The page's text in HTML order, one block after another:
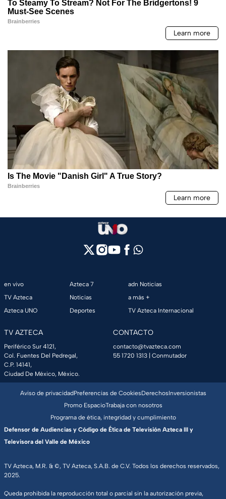
en vivo
TV Azteca
Azteca UNO
Azteca 7
Noticias
Deportes
adn Noticias
a más +
TV Azteca Internacional
TV AZTECA
Periférico Sur 4121,
Col. Fuentes Del Pedregal,
C.P. 14141,
Ciudad De México, México.
CONTACTO
contacto@tvazteca.com
55 1720 1313 | Conmutador
TV Azteca, M.R. & ©, TV Azteca, S.A.B. de C.V. Todos los derechos reservados,
2025.
Queda prohibida la reproducción total o parcial sin la autorización previa,
Aviso de privacidadPreferencias de CookiesDerechosInversionistas
Promo EspacioTrabaja con nosotros
Programa de ética, integridad y cumplimiento
Defensor de Audiencias y Código de Ética de Televisión Azteca III y
Televisora del Valle de México